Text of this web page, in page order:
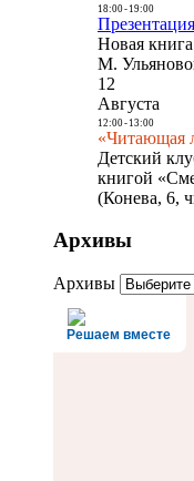
18:00- 19:00
Новая
М.
12
Августа
12:00- 13:00
«Читающая
Детский
книгой
(Конева, 6,
Архивы
Архивы
Решаем вместе